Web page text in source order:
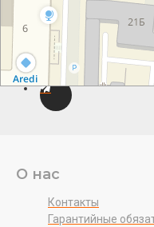
О нас
Контакты
Гарантийные